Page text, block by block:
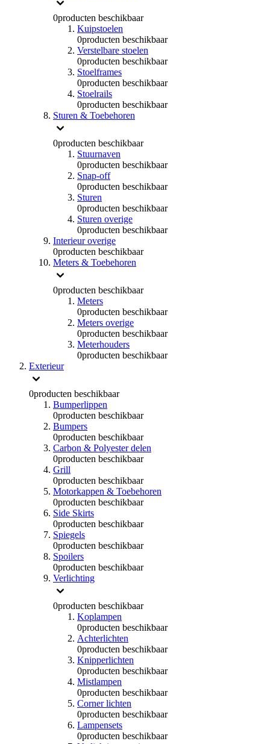
0producten beschikbaar
Kuipstoelen
0producten beschikbaar
Verstelbare stoelen
0producten beschikbaar
Stoelframes
0producten beschikbaar
Stoelrails
0producten beschikbaar
Sturen & Toebehoren
0producten beschikbaar
Stuurnaven
0producten beschikbaar
Snap-off
0producten beschikbaar
Sturen
0producten beschikbaar
Sturen overige
0producten beschikbaar
Interieur overige
0producten beschikbaar
Meters & Toebehoren
0producten beschikbaar
Meters
0producten beschikbaar
Meters overige
0producten beschikbaar
Meterhouders
0producten beschikbaar
Exterieur
0producten beschikbaar
Bumperlippen
0producten beschikbaar
Bumpers
0producten beschikbaar
Carbon & Polyester delen
0producten beschikbaar
Grill
0producten beschikbaar
Motorkappen & Toebehoren
0producten beschikbaar
Side Skirts
0producten beschikbaar
Spiegels
0producten beschikbaar
Spoilers
0producten beschikbaar
Verlichting
0producten beschikbaar
Koplampen
0producten beschikbaar
Achterlichten
0producten beschikbaar
Knipperlichten
0producten beschikbaar
Mistlampen
0producten beschikbaar
Corner lichten
0producten beschikbaar
Lampensets
0producten beschikbaar